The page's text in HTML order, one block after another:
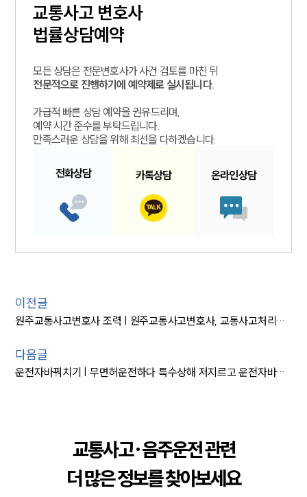
교통사고변호사
법률상담예약
모든 상담은 전문변호사가 사건 검토를 마친 뒤
전문적으로 진행하기에 예약제로 실시됩니다.
가급적 빠른 상담 예약을 권유드리며,
예약 시간 준수를 부탁드립니다.
만족스러운 상담을 위해 최선을 다하겠습니다.
전화상담 카톡상담 온라인상담
이전글
원주교통사고변호사 조력 | 원주교통사고변호사, 교통사고처리특례법위반 의뢰인 공소 기각
다음글
운전자바꿔치기 | 무면허운전하다 특수상해 저지르고 운전자바꿔치기한 의뢰인 집행유예
교통사고·음주운전 관련
더 많은 정보를 찾아보세요